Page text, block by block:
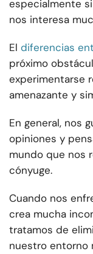
especialmente
nos interesa
El diferencias
próximo
experimentarse
amenazante y
En general, nos
opiniones y
mundo que nos
cónyuge.
Cuando nos
crea mucha
tratamos de
nuestro entorno